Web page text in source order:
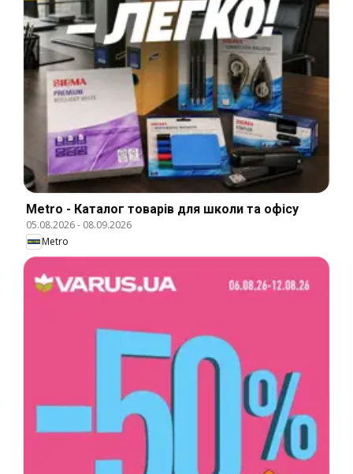
Metro - Каталог товарів для школи та офісу
05.08.2026- 08.09.2026
Metro